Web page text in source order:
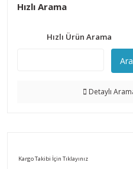
Hızlı Arama
Hızlı Ürün Arama
Ara
Detaylı
Kargo Takibi İçin Tıklayınız